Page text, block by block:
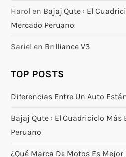
Harol en Bajaj Qute : El
Mercado Peruano
Sariel en Brilliance V3
TOP POSTS
Diferencias Entre Un Auto
Bajaj Qute : El Cuadriciclo Más
Peruano
¿Qué Marca De Motos Es Mejor